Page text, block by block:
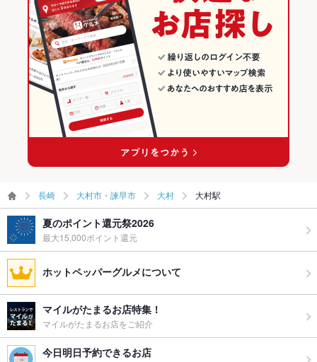
長崎 大村市・諫早市 大村 大村駅
夏のポイント還元祭2026
最大15,000ポイント還元
ホットペッパーグルメについて
マイルがたまるお店特集！
マイルがたまるお店をご紹介
今日明日予約できるお店